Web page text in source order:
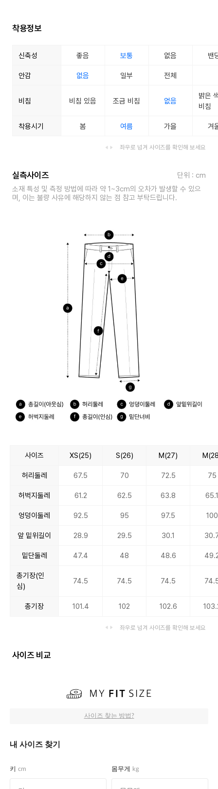
착용정보
신축성 좋음 보통 없음 밴
안감 없음 일부 전체
비침 비침 있음 조금 비침 없음
밝은
비침
착용시기 봄 여름 가을 겨
좌우로 넘겨 사이즈를 확인해 보세요
실측사이즈
단위 : cm
소재 특성 및 측정 방법에 따라 약 1~3cm의 오차가 발생할 수 있으
며, 이는 불량 사유에 해당하지 않는 점 참고 부탁드립니다.
사이즈 XS(25) S(26) M(27)
허리둘레 67.5 70 72.5 75
허벅지둘레 61.2 62.5 63.8
엉덩이둘레 92.5 95 97.5 100
앞 밑위길이 28.9 29.5 30.1
밑단둘레 47.4 48 48.6
총기장(인
심)
74.5 74.5 74.5
총기장 101.4 102 102.6
좌우로 넘겨 사이즈를 확인해 보세요
사이즈 비교